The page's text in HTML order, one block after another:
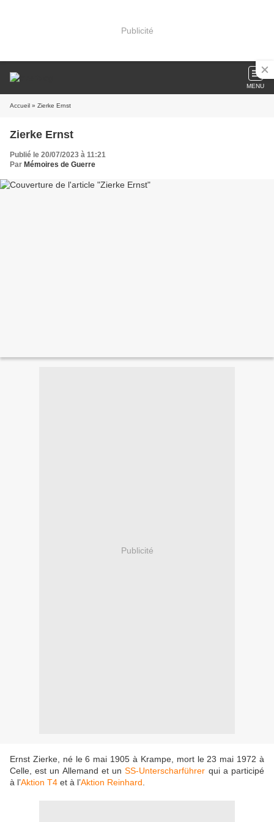
Publicité
MENU
Accueil » Zierke Ernst
Zierke Ernst
Publié le 20/07/2023 à 11:21
Par Mémoires de Guerre
Publicité
Ernst Zierke, né le 6 mai 1905 à Krampe, mort le 23 mai 1972 à
Celle, est un Allemand et unSS-Unterscharführer qui a participé
à l’Aktion T4 et à l’Aktion Reinhard